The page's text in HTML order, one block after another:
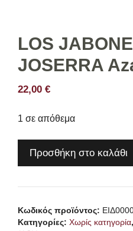
LOS
JOSERRA
22,00 €
1 σε απόθεμα
JABONES
JOSERRA
Azandar
asl
Προσθήκη στο καλάθι
Κωδικός προϊόντος:
Κατηγορίες: Χωρίς κατηγορία,